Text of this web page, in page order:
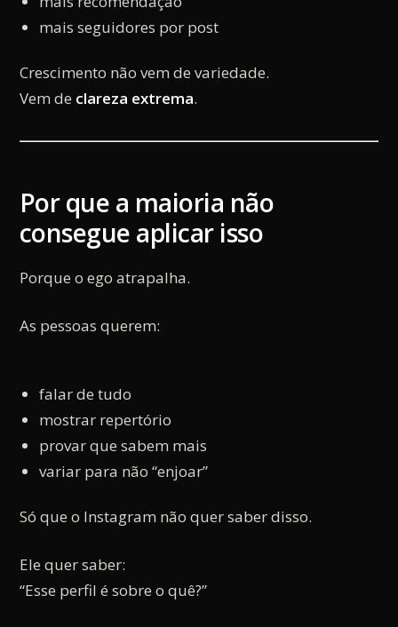
mais seguidores por post
Crescimento não vem de variedade.
Vem de clareza extrema.
Por que a maioria não
consegue aplicar isso
Porque o ego atrapalha.
As pessoas querem:
falar de tudo
mostrar repertório
provar que sabem mais
variar para não “enjoar”
Só que o Instagram não quer saber disso.
Ele quer saber:
“Esse perfil é sobre o quê?”